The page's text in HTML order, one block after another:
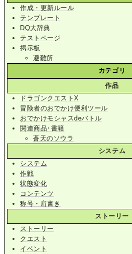
作成・更新ルール
テンプレート
DQ大辞典
テストページ
掲示板
避難所
カテゴリ
作品
ドラゴンクエストX
冒険者のおでかけ便利ツール
おでかけモシャスdeバトル
関連商品･書籍
蒼天のソウラ
システム
システム
作戦
状態変化
コンテンツ
称号・肩書き
ストーリー
ストーリー
クエスト
イベント